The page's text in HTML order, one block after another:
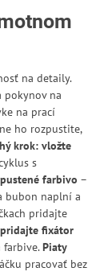
na detaily.
pokynov na
na prací
ho rozpustite,
krok: vložte
s
farbivo –
bubon naplní a
pridajte
fixátor
farbive.Piaty
pracovať bez